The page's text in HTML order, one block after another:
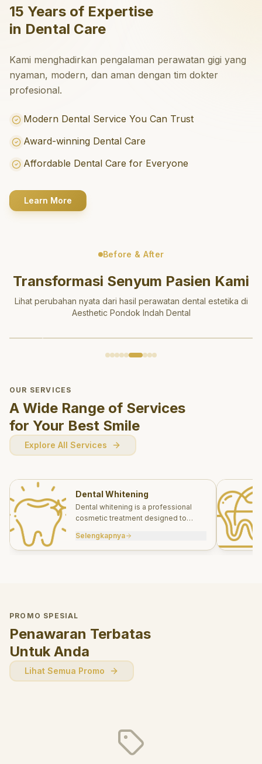
15 Years of Expertise
in Dental Care
Kami menghadirkan pengalaman perawatan gigi yang
nyaman, modern, dan aman dengan tim dokter
profesional.
Modern Dental Service You Can Trust
Award-winning Dental Care
Affordable Dental Care for Everyone
Learn More
Before & After
Transformasi Senyum Pasien Kami
Lihat perubahan nyata dari hasil perawatan dental estetika di
Aesthetic Pondok Indah Dental
OUR SERVICES
A Wide Range of Services
for Your Best Smile
Explore All Services
Dental Whitening
Dental whitening is a professional
cosmetic treatment designed to
effectively.
Selengkapnya
PROMO SPESIAL
Penawaran Terbatas
Untuk Anda
Lihat Semua Promo